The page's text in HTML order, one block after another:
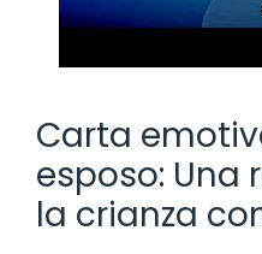
Carta
esposo: Una
la crianza